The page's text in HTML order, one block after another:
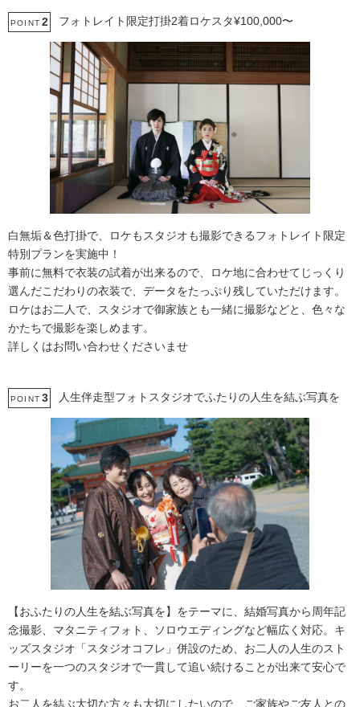
POINT 2 フォトレイト限定打掛2着ロケスタ¥100,000〜
白無垢＆色打掛で、ロケもスタジオも撮影できるフォトレイト限定
特別プランを実施中！
事前に無料で衣装の試着が出来るので、ロケ地に合わせてじっくり
選んだこだわりの衣装で、データをたっぷり残していただけます。
ロケはお二人で、スタジオで御家族とも一緒に撮影などと、色々な
かたちで撮影を楽しめます。
詳しくはお問い合わせくださいませ
POINT 3 人生伴走型フォトスタジオでふたりの人生を結ぶ写真を
【おふたりの人生を結ぶ写真を】をテーマに、結婚写真から周年記
念撮影、マタニティフォト、ソロウエディングなど幅広く対応。キ
ッズスタジオ「スタジオコフレ」併設のため、お二人の人生のスト
ーリーを一つのスタジオで一貫して追い続けることが出来て安心で
す。
お二人を結ぶ大切な方々も大切にしたいので、ご家族やご友人との